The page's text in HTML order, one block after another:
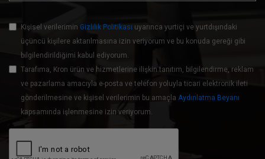
Kişisel verilerimin Gizlilik Politikası uyarınca yurtiçi ve yurtdışındaki
üçüncü kişilere aktarılmasına izin veriyorum ve bu konuda gereği gibi
bilgilendirildiğimi kabul ediyorum.
Tarafıma, Kron ürün ve hizmetlerine ilişkin tanıtım, bilgilendirme, reklam
ve pazarlama amacıyla e-posta ve telefon yoluyla ticari elektronik ileti
gönderilmesine ve kişisel verilerimin bu amaçla Aydınlatma Beyanı
kapsamında işlenmesine izin veriyorum.